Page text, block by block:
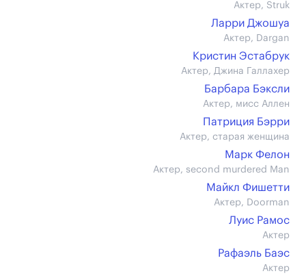
Актер, Struk
Ларри Джошуа
Актер, Dargan
Кристин Эстабрук
Актер, Джина Галлахер
Барбара Бэксли
Актер, мисс Аллен
Патриция Бэрри
Актер, старая женщина
Марк Фелон
Актер, second murdered Man
Майкл Фишетти
Актер, Doorman
Луис Рамос
Актер
Рафаэль Баэс
Актер